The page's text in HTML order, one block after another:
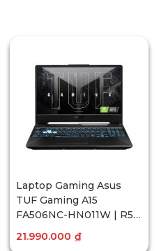
Laptop Gaming Asus
TUF Gaming A15
FA506NC-HN011W | R5-
7535HS | RAM 8GB |
512GB SSD | RTX 3050
21.990.000 ₫